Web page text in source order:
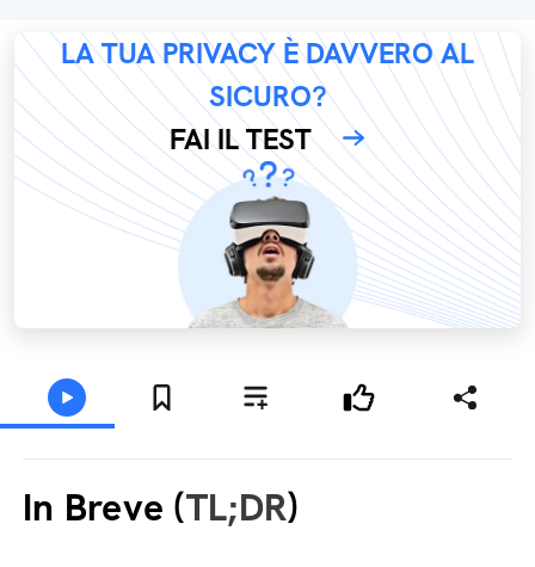
LA TUA PRIVACY È DAVVERO AL
SICURO?
FAI IL TEST
In Breve (TL;DR)